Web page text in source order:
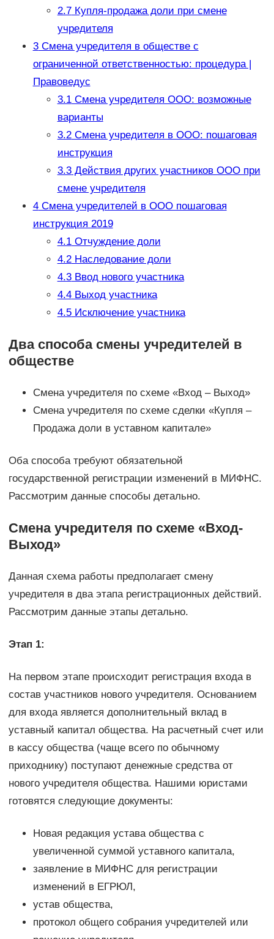
2.7Купля-продажа доли при смене
учредителя
3Смена учредителя в обществе с
ограниченной ответственностью: процедура |
Правоведус
3.1Смена учредителя ООО: возможные
варианты
3.2Смена учредителя в ООО: пошаговая
инструкция
3.3Действия других участников ООО при
смене учредителя
4Смена учредителей в ООО пошаговая
инструкция 2019
4.1Отчуждение доли
4.2Наследование доли
4.3Ввод нового участника
4.4Выход участника
4.5Исключение участника
Два способа смены учредителей в
обществе
Смена учредителя по схеме «Вход – Выход»
Смена учредителя по схеме сделки «Купля –
Продажа доли в уставном капитале»
Оба способа требуют обязательной
государственной регистрации изменений в МИФНС.
Рассмотрим данные способы детально.
Смена учредителя по схеме «Вход-
Выход»
Данная схема работы предполагает смену
учредителя в два этапа регистрационных действий.
Рассмотрим данные этапы детально.
Этап 1:
На первом этапе происходит регистрация входа в
состав участников нового учредителя. Основанием
для входа является дополнительный вклад в
уставный капитал общества. На расчетный счет или
в кассу общества (чаще всего по обычному
приходнику) поступают денежные средства от
нового учредителя общества. Нашими юристами
готовятся следующие документы:
Новая редакция устава общества с
увеличенной суммой уставного капитала,
заявление в МИФНС для регистрации
изменений в ЕГРЮЛ,
устав общества,
протокол общего собрания учредителей или